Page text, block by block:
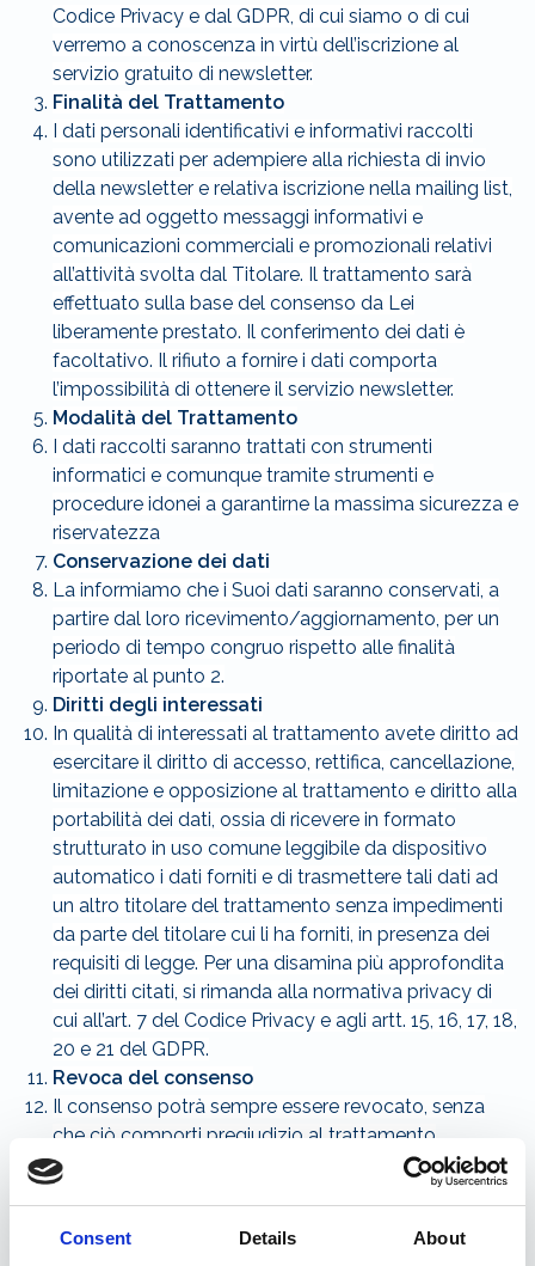
Consent Details About
Codice Privacy e dal GDPR, di cui siamo o di cui
verremo a conoscenza in virtù dell’iscrizione al
servizio gratuito di newsletter.
Finalità del Trattamento
I dati personali identificativi e informativi raccolti
sono utilizzati per adempiere alla richiesta di invio
della newsletter e relativa iscrizione nella mailing list,
avente ad oggetto messaggi informativi e
comunicazioni commerciali e promozionali relativi
all’attività svolta dal Titolare. Il trattamento sarà
effettuato sulla base del consenso da Lei
liberamente prestato. Il conferimento dei dati è
facoltativo. Il rifiuto a fornire i dati comporta
l’impossibilità di ottenere il servizio newsletter.
Modalità del Trattamento
I dati raccolti saranno trattati con strumenti
informatici e comunque tramite strumenti e
procedure idonei a garantirne la massima sicurezza e
riservatezza
Conservazione dei dati
La informiamo che i Suoi dati saranno conservati, a
partire dal loro ricevimento/aggiornamento, per un
periodo di tempo congruo rispetto alle finalità
riportate al punto 2.
Diritti degli interessati
In qualità di interessati al trattamento avete diritto ad
esercitare il diritto di accesso, rettifica, cancellazione,
limitazione e opposizione al trattamento e diritto alla
portabilità dei dati, ossia di ricevere in formato
strutturato in uso comune leggibile da dispositivo
automatico i dati forniti e di trasmettere tali dati ad
un altro titolare del trattamento senza impedimenti
da parte del titolare cui li ha forniti, in presenza dei
requisiti di legge. Per una disamina più approfondita
dei diritti citati, si rimanda alla normativa privacy di
cui all’art. 7 del Codice Privacy e agli artt. 15, 16, 17, 18,
20 e 21 del GDPR.
Revoca del consenso
Il consenso potrà sempre essere revocato, senza
che ciò comporti pregiudizio al trattamento
effettuato nel periodo anteriore rispetto alla revoca
stessa. In caso di violazione, Lei ha il diritto di
Controllo.